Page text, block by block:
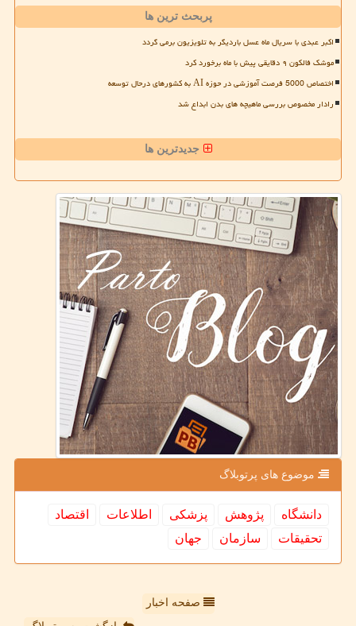
پربحث ترین ها
اکبر عبدی با سریال ماه عسل باردیگر به تلویزیون برمی گردد
موشک فالکون ۹ دقایقی پیش با ماه برخورد کرد
اختصاص 5000 فرصت آموزشی در حوزه AI به کشورهای درحال توسعه
رادار مخصوص بررسی ماهیچه های بدن ابداع شد
جدیدترین ها
موضوع های پرتوبلاگ
دانشگاه پژوهش پزشكی اطلاعات
اقتصاد
تحقیقات
سازمان جهان
صفحه اخبار